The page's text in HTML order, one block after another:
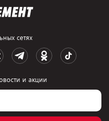
сетях
и акции